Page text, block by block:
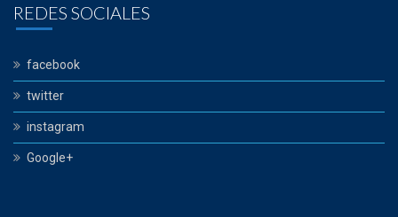
REDES SOCIALES
facebook
twitter
instagram
Google+